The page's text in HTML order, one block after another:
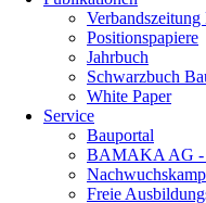
Positionspapiere
Jahrbuch
Schwarzbuch
White Paper
Service
Bauportal
BAMAKA AG -
Freie